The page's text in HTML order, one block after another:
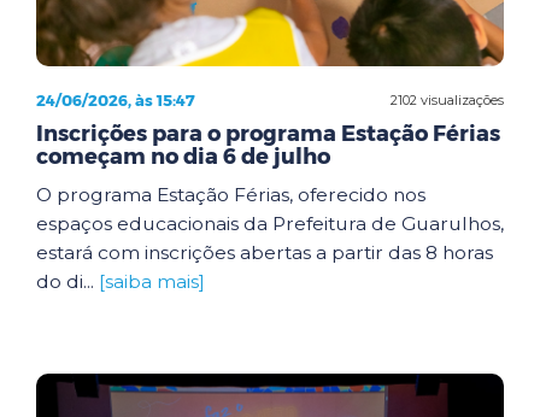
2102 visualizações
24/06/2026, às 15:47
Inscrições para o programa Estação Férias
começam no dia 6 de julho
O programa Estação Férias, oferecido nos
espaços educacionais da Prefeitura de Guarulhos,
estará com inscrições abertas a partir das 8 horas
do di... [saiba mais]